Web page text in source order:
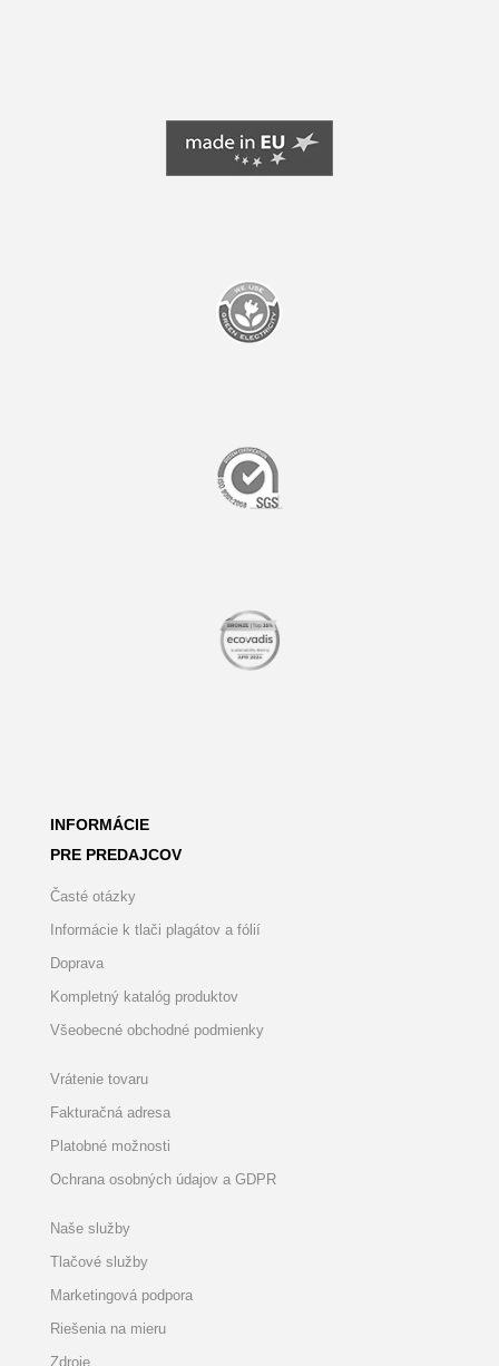
INFORMÁCIE
PRE PREDAJCOV
Časté otázky
Informácie k tlači plagátov a fólií
Doprava
Kompletný katalóg produktov
Všeobecné obchodné podmienky
Vrátenie tovaru
Fakturačná adresa
Platobné možnosti
Ochrana osobných údajov a GDPR
Naše služby
Tlačové služby
Marketingová podpora
Riešenia na mieru
Zdroje